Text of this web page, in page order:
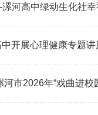
河高中绿动生化社
开展心理健康专题讲
市2026年“戏曲进校